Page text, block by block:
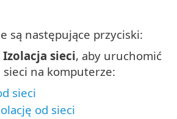
są następujące przyciski:
Izolacja sieci, aby uruchomić
sieci na komputerze:
sieci
od sieci